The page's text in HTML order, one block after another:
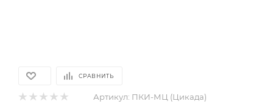
СРАВНИТЬ
Артикул: ПКИ-МЦ (Цикада)